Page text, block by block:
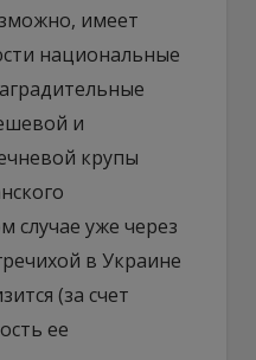
имеет
национальные
и
крупы
случае уже через
в Украине
(за счет
ее